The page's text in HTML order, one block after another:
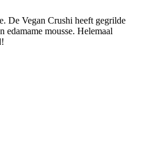
De Vegan Crushi heeft gegrilde
edamame mousse. Helemaal